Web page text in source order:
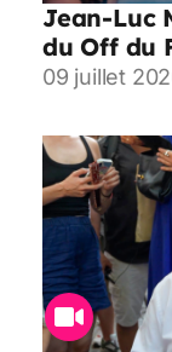
Jean-Luc
du Off du
09 juillet